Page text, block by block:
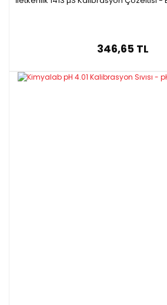
346,65 TL